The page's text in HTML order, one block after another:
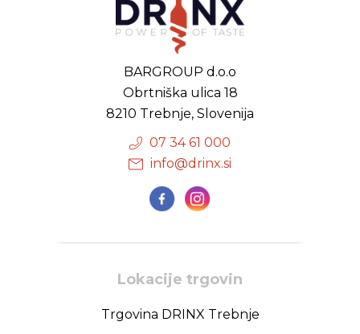
BARGROUP d.o.o
Obrtniška ulica 18
8210 Trebnje, Slovenija
07 34 61 000
info@drinx.si
Lokacije trgovin
Trgovina DRINX Trebnje